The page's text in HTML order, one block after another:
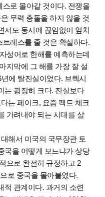
로 몰아갈 것이다. 전쟁을
무력 충돌을 하지 않을 것
서도 동시에 끊임없이 엎치
레스를 줄 것은 확실하다.
성어로 한해를 예측하는데
지막에 그 해를 가장 잘 설
에 탈진실이었다. 브렉시
는 굉장히 크다. 진실보다
는 페이크, 요즘 팩트 체크
가려내야 되는 시대를 살
해서 미국의 국무장관 토
국을 어떻게 보느냐가 상당
으로 완전히 규정하고 2
로 중국을 몰아붙였다.
적 관계이다. 과거의 소련